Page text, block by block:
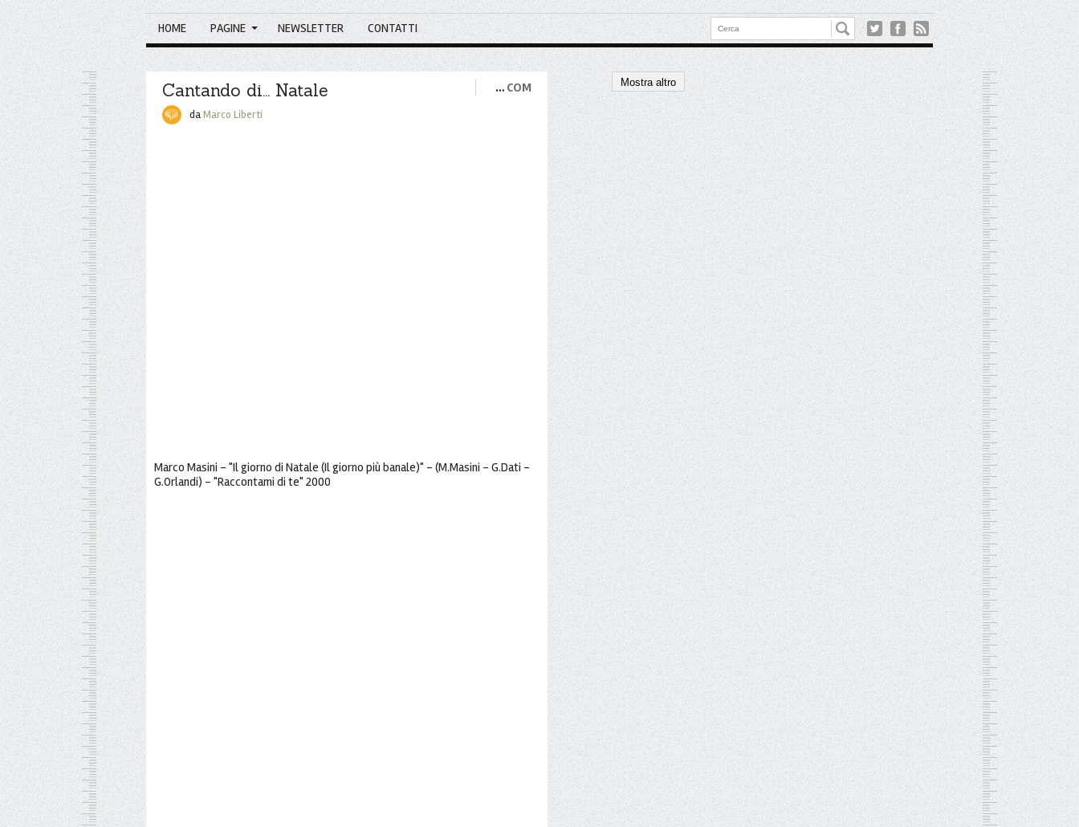
HOME PAGINE NEWSLETTER CONTATTI
Cantando di... Natale … COM
daMarco Liberti
Marco Masini - "Il giorno di Natale (Il giorno più banale)" - (M.Masini - G.Dati -
G.Orlandi) - "Raccontami di te" 2000
Mostra altro